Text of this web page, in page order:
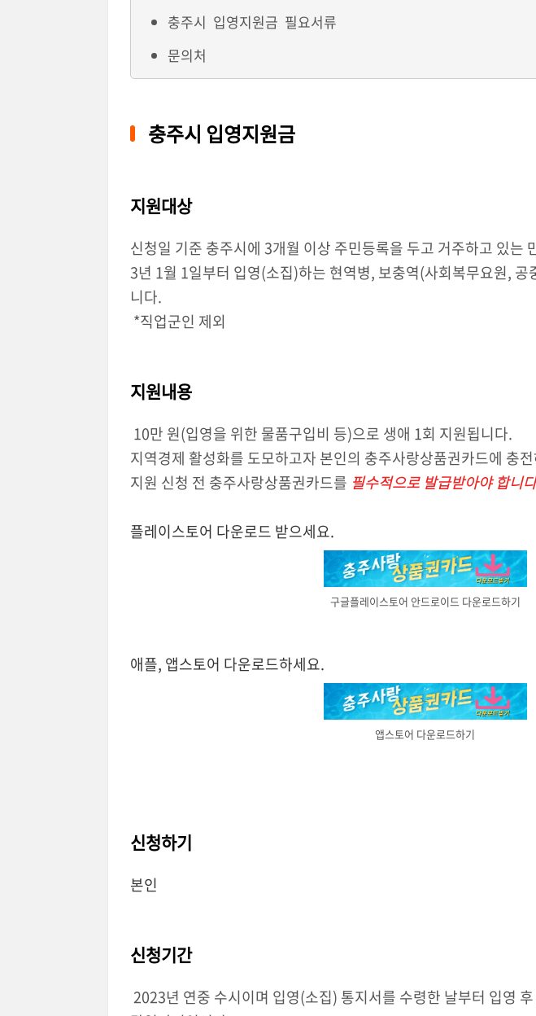
충주시 입영지원금 필요서류
문의처
충주시 입영지원금
지원대상
신청일 기준 충주시에 3개월 이상 주민등록을 두고 거주하고 있는
3년 1월 1일부터 입영(소집)하는 현역병, 보충역(사회복무요원, 공
니다.
*직업군인 제외
지원내용
10만 원(입영을 위한 물품구입비 등)으로 생애 1회 지원됩니다.
지역경제 활성화를 도모하고자 본인의 충주사랑상품권카드에 충
지원 신청 전 충주사랑상품권카드를 필수적으로 발급받아야 합니
플레이스토어 다운로드 받으세요.
구글플레이스토어 안드로이드 다운로드하기
애플, 앱스토어 다운로드하세요.
앱스토어 다운로드하기
신청하기
본인
신청기간
2023년 연중 수시이며 입영(소집) 통지서를 수령한 날부터 입영